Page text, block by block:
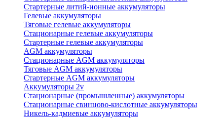
Стартерные литий-ионные аккумуляторы
Гелевые аккумуляторы
Тяговые гелевые аккумуляторы
Стационарные гелевые аккумуляторы
Стартерные гелевые аккумуляторы
AGM аккумуляторы
Стационарные AGM аккумуляторы
Тяговые AGM аккумуляторы
Стартерные AGM аккумуляторы
Аккумуляторы 2v
Стационарные (промышленные) аккумуляторы
Стационарные свинцово-кислотные аккумуляторы
Никель-кадмиевые аккумуляторы